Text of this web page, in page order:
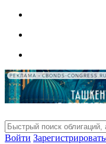
РЕКЛАМА • CBONDS-CONGRESS.RU
Войти